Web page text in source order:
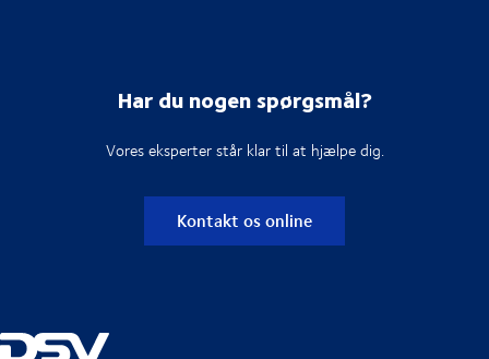
Har du nogen spørgsmål?
Vores eksperter står klar til at hjælpe dig.
Kontakt os online